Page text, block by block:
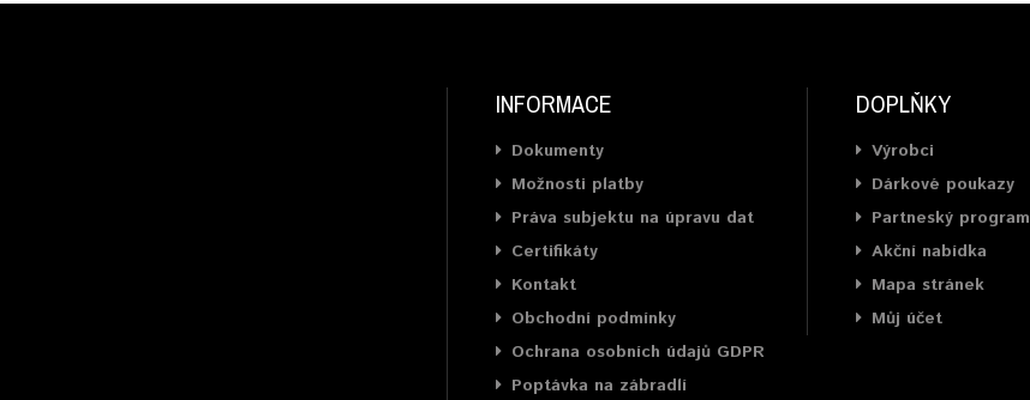
INFORMACE
Dokumenty
Možnosti platby
Práva subjektu na úpravu dat
Certifikáty
Kontakt
Obchodní podmínky
Ochrana osobních údajů GDPR
Poptávka na zábradlí
DOPLŇKY
Výrobci
Dárkové poukazy
Partneský program
Akční nabídka
Mapa stránek
Můj účet